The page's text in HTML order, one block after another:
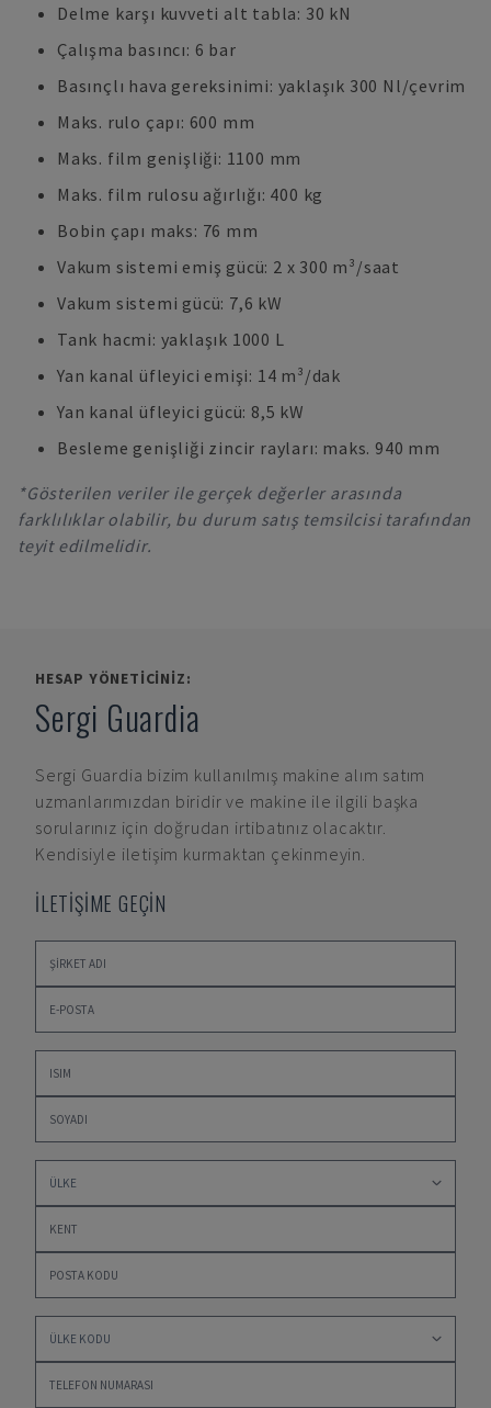
Delme karşı kuvveti alt tabla: 30 kN
Çalışma basıncı: 6 bar
Basınçlı hava gereksinimi: yaklaşık 300 Nl/çevrim
Maks. rulo çapı: 600 mm
Maks. film genişliği: 1100 mm
Maks. film rulosu ağırlığı: 400 kg
Bobin çapı maks: 76 mm
Vakum sistemi emiş gücü: 2 x 300 m³/saat
Vakum sistemi gücü: 7,6 kW
Tank hacmi: yaklaşık 1000 L
Yan kanal üfleyici emişi: 14 m³/dak
Yan kanal üfleyici gücü: 8,5 kW
Besleme genişliği zincir rayları: maks. 940 mm
*Gösterilen veriler ile gerçek değerler arasında
farklılıklar olabilir, bu durum satış temsilcisi tarafından
teyit edilmelidir.
HESAP YÖNETICINIZ:
Sergi Guardia
Sergi Guardia bizim kullanılmış makine alım satım
uzmanlarımızdan biridir ve makine ile ilgili başka
sorularınız için doğrudan irtibatınız olacaktır.
Kendisiyle iletişim kurmaktan çekinmeyin.
İLETİŞİME GEÇİN